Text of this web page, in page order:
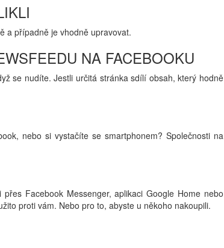
a případně je vhodně upravovat.
NA FACEBOOKU
se nudíte. Jestli určitá stránka sdílí obsah, který hodně
nebo si vystačíte se smartphonem? Společnosti na
Facebook Messenger, aplikaci Google Home nebo
proti vám. Nebo pro to, abyste u někoho nakoupili.